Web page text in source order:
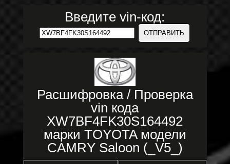
Введите vin-код:
Расшифровка / Проверка
vin кода
XW7BF4FK30S164492
марки TOYOTA модели
CAMRY Saloon (_V5_)